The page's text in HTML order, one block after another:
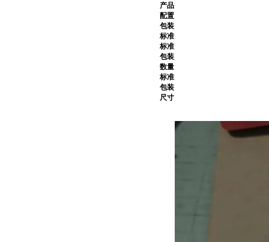
产品
配置
包装
标准
标准
包装
数量
标准
包装
尺寸